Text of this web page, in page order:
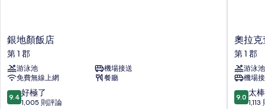
銀
地
顏
飯
店
第
1
銀地顏飯店
第 1 郡
游泳池
機場接送
免費無線上網
餐廳
9.4
分，
9.4 好極了
1,005 則評論
奧
拉
克
查
內
飯
店
奧拉克
第 1 郡
游泳池
機場
9.0
分，
9.0 太